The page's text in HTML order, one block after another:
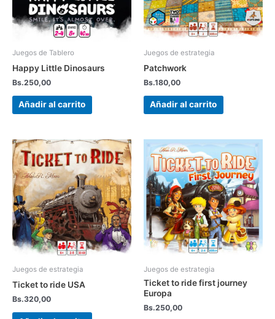
Juegos de Tablero
Happy Little Dinosaurs
Bs.250,00
Añadir al carrito
Juegos de estrategia
Patchwork
Bs.180,00
Añadir al carrito
Juegos de estrategia
Ticket to ride USA
Bs.320,00
Juegos de estrategia
Ticket to ride first journey
Europa
Bs.250,00